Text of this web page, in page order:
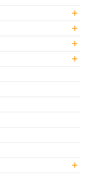
+
+
+
+
+